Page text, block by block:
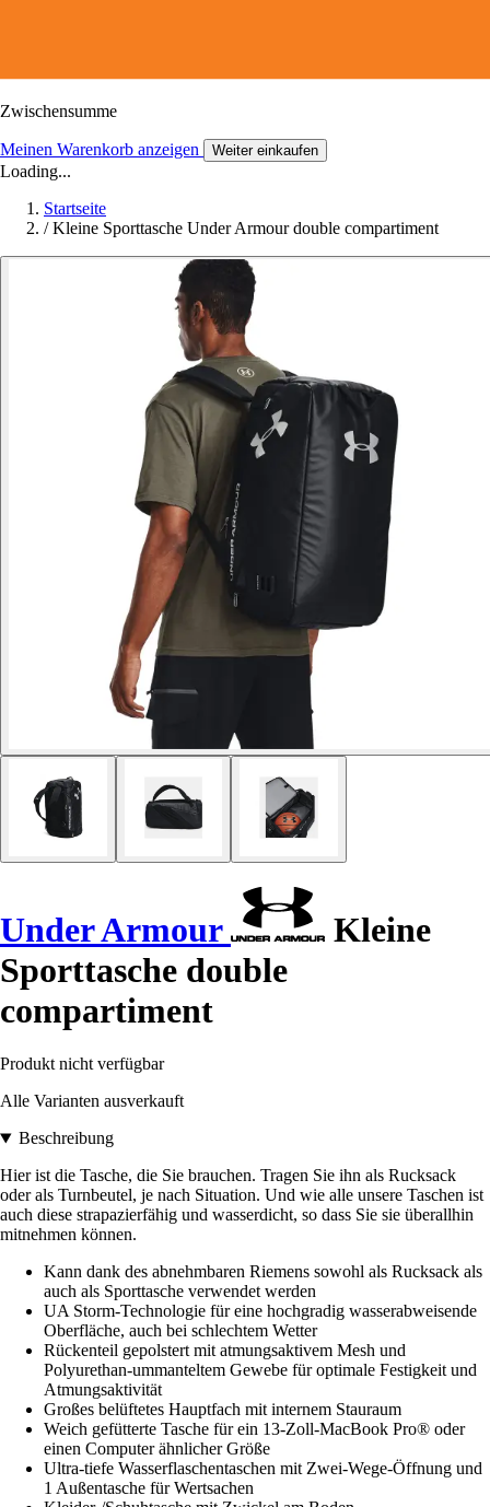
Zwischensumme
Meinen Warenkorb anzeigen Weiter einkaufen
Loading...
Startseite
/ Kleine Sporttasche Under Armour double compartiment
Under Armour
Kleine
Sporttasche double
compartiment
Produkt nicht verfügbar
Alle Varianten ausverkauft
Beschreibung
Hier ist die Tasche, die Sie brauchen. Tragen Sie ihn als Rucksack
oder als Turnbeutel, je nach Situation. Und wie alle unsere Taschen ist
auch diese strapazierfähig und wasserdicht, so dass Sie sie überallhin
mitnehmen können.
Kann dank des abnehmbaren Riemens sowohl als Rucksack als
auch als Sporttasche verwendet werden
UA Storm-Technologie für eine hochgradig wasserabweisende
Oberfläche, auch bei schlechtem Wetter
Rückenteil gepolstert mit atmungsaktivem Mesh und
Polyurethan-ummanteltem Gewebe für optimale Festigkeit und
Atmungsaktivität
Großes belüftetes Hauptfach mit internem Stauraum
Weich gefütterte Tasche für ein 13-Zoll-MacBook Pro® oder
einen Computer ähnlicher Größe
Ultra-tiefe Wasserflaschentaschen mit Zwei-Wege-Öffnung und
1 Außentasche für Wertsachen